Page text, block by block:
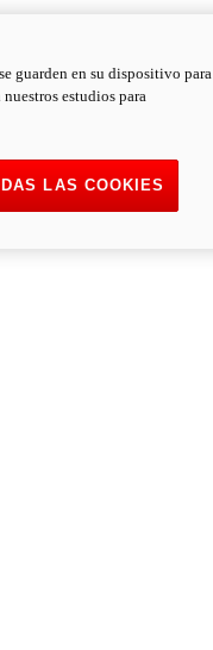
guarden en su dispositivo para
estudios para
LAS COOKIES